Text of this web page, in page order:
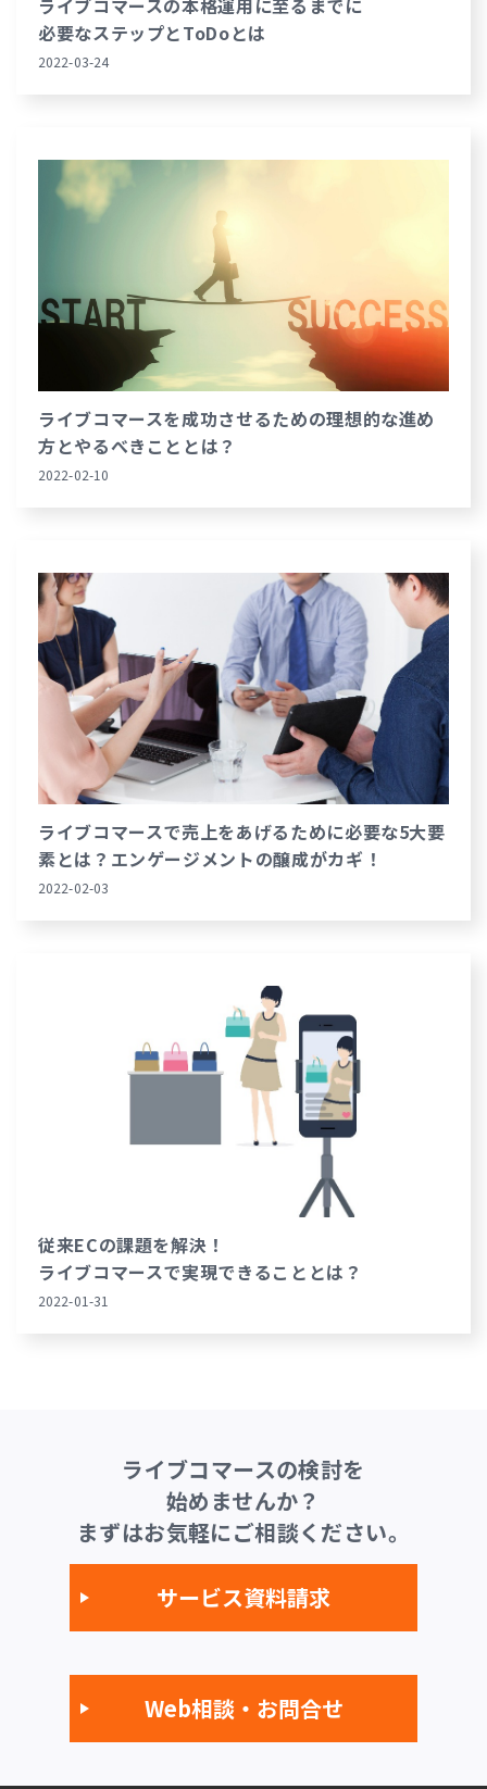
必要なステップとToDoとは
2022-03-24
ライブコマースを成功させるための理想的な進め
方とやるべきこととは？
2022-02-10
ライブコマースで売上をあげるために必要な5大要
素とは？エンゲージメントの醸成がカギ！
2022-02-03
従来ECの課題を解決！
ライブコマースで実現できることとは？
2022-01-31
ライブコマースの検討を
始めませんか？
まずはお気軽にご相談ください。
サービス資料請求
Web相談・お問合せ